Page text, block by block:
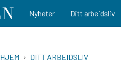
Main navigation
Nyheter Ditt arbeidsliv
NAVIGASJONSSTI
HJEM DITT ARBEIDSLIV